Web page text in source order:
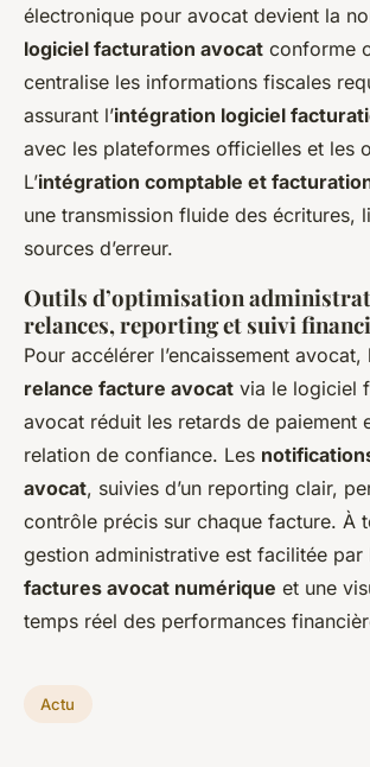
électronique pour avocat devient la
logiciel facturation avocat conforme
centralise les informations fiscales
assurant l’intégration logiciel
avec les plateformes officielles et les
L’intégration comptable et
une transmission fluide des écritures,
sources d’erreur.
Outils d’optimisation
relances, reporting et suivi
Pour accélérer l’encaissement avocat,
relance facture avocat via le logiciel
avocat réduit les retards de paiement
relation de confiance. Les
avocat, suivies d’un reporting clair,
contrôle précis sur chaque facture. À
gestion administrative est facilitée par
factures avocat numérique et une
temps réel des performances
Actu